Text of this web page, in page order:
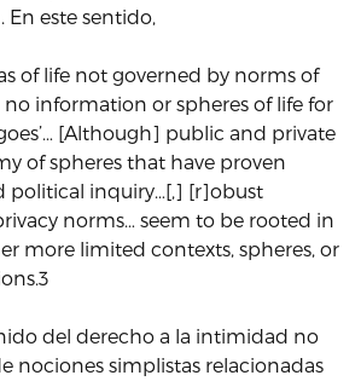
En este sentido,
of life not governed by norms of
information or spheres of life for
[Although] public and private
of spheres that have proven
political inquiry…[,] [r]obust
norms… seem to be rooted in
more limited contexts, spheres, or
del derecho a la intimidad no
nociones simplistas relacionadas